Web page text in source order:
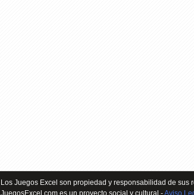
Los Juegos Excel son propiedad y responsabilidad de
JuegosExcel.com es un proyecto social y cultural -Aviso